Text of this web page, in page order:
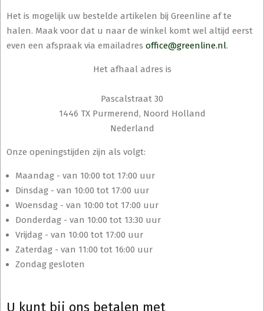
Het is mogelijk uw bestelde artikelen bij Greenline af te
halen. Maak voor dat u naar de winkel komt wel altijd eerst
even een afspraak via emailadres office@greenline.nl.
Het afhaal adres is
Pascalstraat 30
1446 TX Purmerend, Noord Holland
Nederland
Onze openingstijden zijn als volgt:
Maandag - van 10:00 tot 17:00 uur
Dinsdag - van 10:00 tot 17:00 uur
Woensdag - van 10:00 tot 17:00 uur
Donderdag - van 10:00 tot 13:30 uur
Vrijdag - van 10:00 tot 17:00 uur
Zaterdag - van 11:00 tot 16:00 uur
Zondag gesloten
U kunt bij ons betalen met